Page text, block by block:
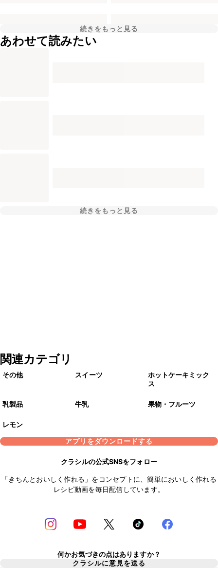
続きをもっと見る
あわせて読みたい
続きをもっと見る
関連カテゴリ
その他 スイーツ
ホットケーキミック
ス
乳製品 牛乳 果物・フルーツ
レモン
アプリをダウンロードする
クラシルの公式SNSをフォロー
「きちんとおいしく作れる」をコンセプトに、簡単においしく作れる
レシピ動画を毎日配信しています。
何かお気づきの点はありますか？
クラシルに意見を送る